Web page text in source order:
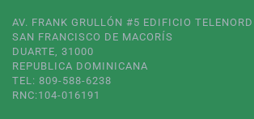
AV. FRANK GRULLÓN #5 EDIFICIO TELENORD
SAN FRANCISCO DE MACORÍS
DUARTE, 31000
REPUBLICA DOMINICANA
TEL: 809-588-6238
RNC:104-016191